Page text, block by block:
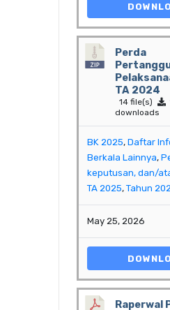
Perda
TA 2024
14 file(s)
downloads
BK 2025, Daftar
Berkala Lainnya,
keputusan, dan/
TA 2025, Tahun
May 25, 2026
Raperwal